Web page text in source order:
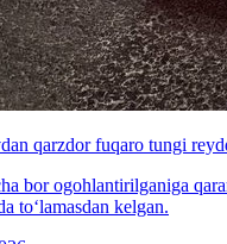
qarzdor fuqaro tungi
bor ogohlantirilganiga
to‘lamasdan kelgan.